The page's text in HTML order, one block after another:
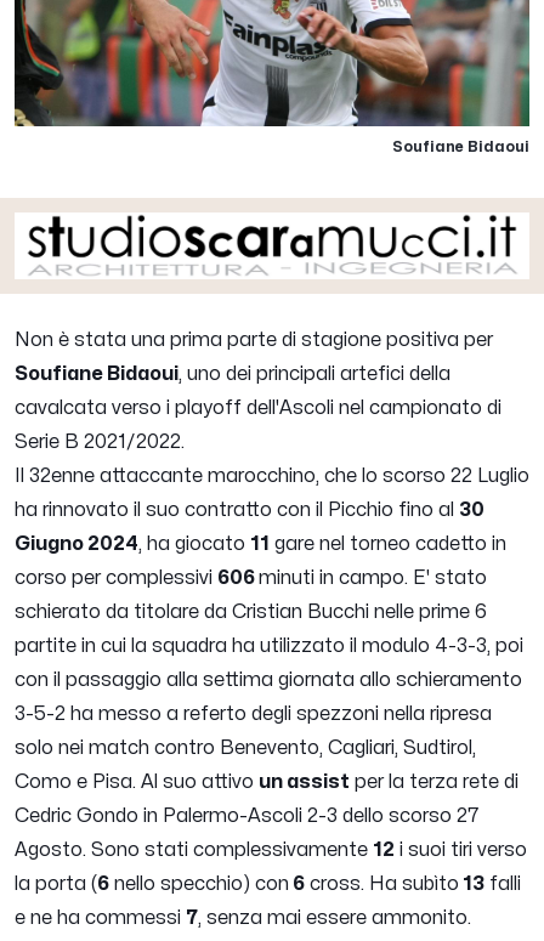
Soufiane Bidaoui
Non è stata una prima parte di stagione positiva per
Soufiane Bidaoui, uno dei principali artefici della
cavalcata verso i playoff dell'Ascoli nel campionato di
Serie B 2021/2022.
Il 32enne attaccante marocchino, che lo scorso 22 Luglio
ha rinnovato il suo contratto con il Picchio fino al 30
Giugno 2024, ha giocato 11 gare nel torneo cadetto in
corso per complessivi 606minuti in campo. E' stato
schierato da titolare da Cristian Bucchi nelle prime 6
partite in cui la squadra ha utilizzato il modulo 4-3-3, poi
con il passaggio alla settima giornata allo schieramento
3-5-2 ha messo a referto degli spezzoni nella ripresa
solo nei match contro Benevento, Cagliari, Sudtirol,
Como e Pisa. Al suo attivo un assist per la terza rete di
Cedric Gondo in Palermo-Ascoli 2-3 dello scorso 27
Agosto. Sono stati complessivamente 12 i suoi tiri verso
la porta (6 nello specchio) con 6 cross. Ha subìto 13 falli
e ne ha commessi 7, senza mai essere ammonito.